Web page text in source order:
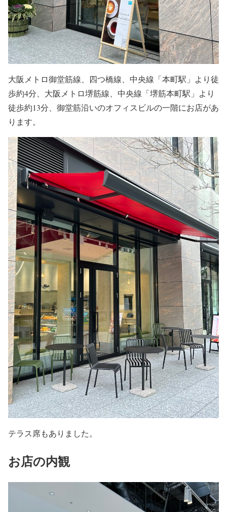
大阪メトロ御堂筋線、四つ橋線、中央線「本町駅」より徒
歩約4分、大阪メトロ堺筋線、中央線「堺筋本町駅」より
徒歩約13分、御堂筋沿いのオフィスビルの一階にお店があ
ります。
テラス席もありました。
お店の内観